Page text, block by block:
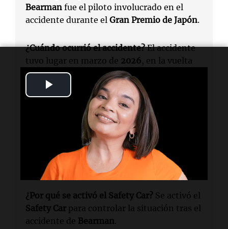
Video
Bearman fue el piloto involucrado en el
accidente durante el Gran Premio de Japón.
¿Cuándo ocurrió el accidente?El accidente
tuvo lugar en marzo de 2026, en la vuelta
22 de la carrera.
¿Dónde sucedió el accidente? El accidente
Gran Premio de Japón
¿Cómo se produjo el accidente? Bearman
perdió el control de su monoplaza al
intentar sobrepasar aFranco Colapinto
¿Por qué se activó el Safety Car? Se activó el
Safety Car para controlar la situación tras el
accidente de Bearman.